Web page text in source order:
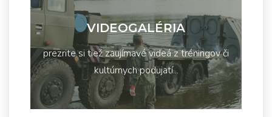
VIDEOGALÉRIA
prezrite si tiež zaujímavé videá z tréningov či
kultúrnych podujatí...